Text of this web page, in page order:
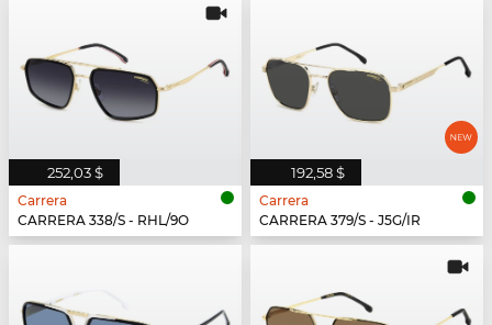
252,03 $
Carrera
CARRERA 338/S - RHL/9O
192,58 $
Carrera
CARRERA 379/S - J5G/IR